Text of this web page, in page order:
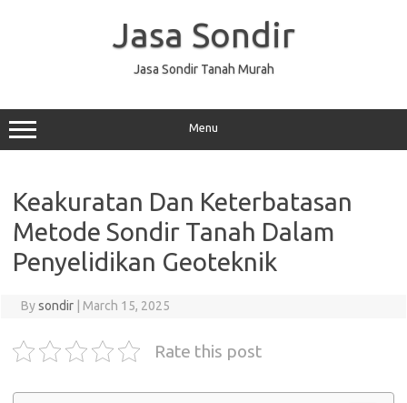
Jasa Sondir
Jasa Sondir Tanah Murah
Menu
Keakuratan Dan Keterbatasan
Metode Sondir Tanah Dalam
Penyelidikan Geoteknik
Bysondir March 15, 2025
Rate this post